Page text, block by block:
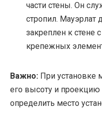
части стены. Он
стропил. Мауэрлат
закреплен к
крепежных
Важно: При установке
его высоту и проекцию
определить место